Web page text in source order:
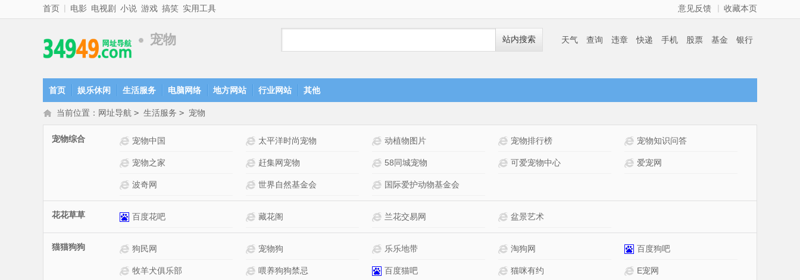
首页 | 电影 电视剧 小说 游戏 搞笑 实用工具 意见反馈 | 收藏本页
宠物 天气 查询 违章 快递 手机 股票 基金 银行
站内搜索
首页 娱乐休闲 生活服务 电脑网络 地方网站 行业网站 其他
当前位置： 网址导航 > 生活服务 > 宠物
宠物综合 宠物中国 太平洋时尚宠物 动植物图片 宠物排行榜
宠物知识问答网站介绍 宠物知识问答
宠物之家 赶集网宠物 58同城宠物 可爱宠物中心 爱宠网
波奇网 世界自然基金会 国际爱护动物基金会
花花草草 百度花吧 藏花阁 兰花交易网 盆景艺术
猫猫狗狗 狗民网 宠物狗 乐乐地带 淘狗网
百度狗吧网站介绍 百度狗吧
牧羊犬俱乐部 喂养狗狗禁忌 百度猫吧 猫咪有约 E宠网